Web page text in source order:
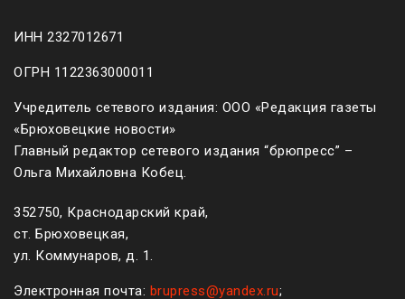
ИНН 2327012671
ОГРН 1122363000011
Учредитель сетевого издания: ООО «Редакция газеты
«Брюховецкие новости»
Главный редактор сетевого издания “брюпресс” –
Ольга Михайловна Кобец.
352750, Краснодарский край,
ст. Брюховецкая,
ул. Коммунаров, д. 1.
Электронная почта: brupress@yandex.ru;